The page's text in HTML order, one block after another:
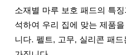
소재별 마루 보호 패드의 특
석하여 우리 집에 맞는 제품
니다. 펠트, 고무, 실리콘 패